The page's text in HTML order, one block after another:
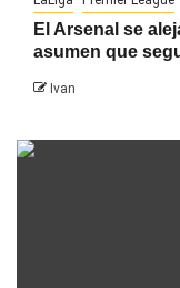
El Arsenal se
asumen que
Ivan